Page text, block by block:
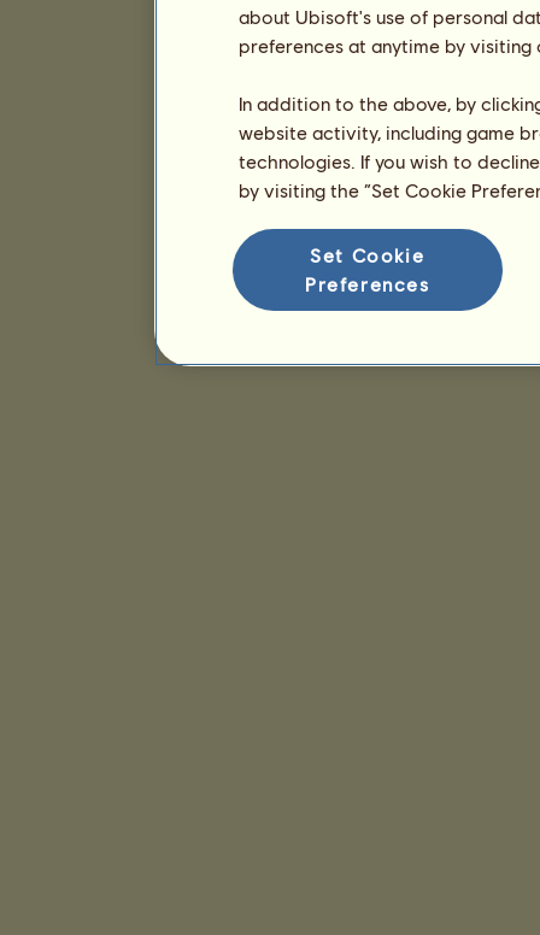
about Ubisoft's use of personal
preferences at anytime by
In addition to the above, by
website activity, including game
technologies. If you wish to
by visiting the “Set Cookie
Set Cookie
Preferences